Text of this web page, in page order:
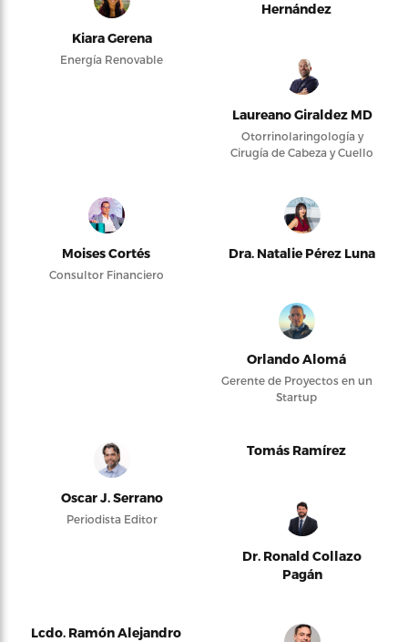
Kiara Gerena
Energía Renovable
Hernández
Laureano Giraldez MD
Otorrinolaringología y
Cirugía de Cabeza y Cuello
Moises Cortés
Consultor Financiero
Dra. Natalie Pérez Luna
Orlando Alomá
Gerente de Proyectos en un
Startup
Oscar J. Serrano
Periodista Editor
Tomás Ramírez
Dr. Ronald Collazo
Pagán
Lcdo. Ramón Alejandro